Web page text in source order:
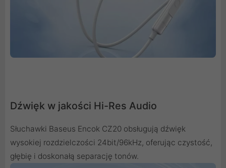
Dźwięk w jakości Hi-Res Audio
Słuchawki Baseus Encok CZ20 obsługują dźwięk
wysokiej rozdzielczości 24bit/96kHz, oferując czystość,
głębię i doskonałą separację tonów.